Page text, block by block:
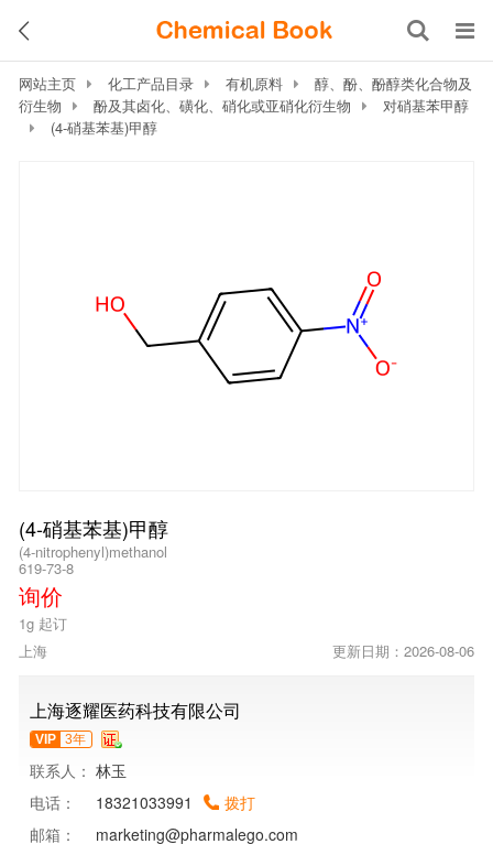
网站主页 化工产品目录 有机原料
醇、酚、酚醇类化合物及
衍生物
酚及其卤化、磺化、硝化或亚硝化衍生物
对硝基苯甲醇
(4-硝基苯基)甲醇
(4-硝基苯基)甲醇
(4-nitrophenyl)methanol
619-73-8
询价
1g 起订
上海
更新日期：2026-08-06
上海逐耀医药科技有限公司
VIP 3年
联系人： 林玉
电话：
18321033991
拨打
邮箱：
marketing@pharmalego.com